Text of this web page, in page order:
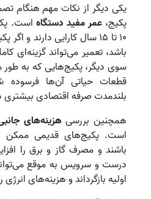
یکی دیگر از نکات مهم هنگام
پکیج،عمر مفید دستگاه است.
۱۰ تا ۱۵ سال کارایی دارند و
باشد، تعمیر می‌تواند گزینه‌ای
سوی دیگر، پکیج‌هایی که به
قطعات حیاتی آن‌ها فرسوده
بلندمدت صرفه اقتصادی بیشتری
همچنین بررسیهزینه‌های
است. پکیج‌های قدیمی ممکن
باشند و مصرف گاز و برق را
درست و سرویس به موقع
اولیه بازگرداند و هزینه‌های